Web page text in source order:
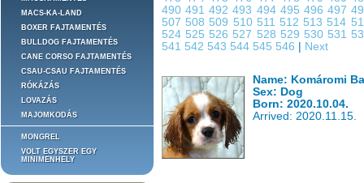
MACS-KA-LAND
BOXER FAJTAMENTÉS
BULLDOG FAJTAMENTÉS
CANE CORSO FAJTAMENTÉS
CSAU-CSAU FAJTAMENTÉS
RÓKÁZÁS
LOVAZÁS
MAJOMKODÁS
MONGREL
VOLT EGYSZER EGY
MINIMENHELY
490491492493 494 495 496 497
507 508 509 510 511 512 513 514
524 525 526 527 528 529 530 531
541 542 543 544 545 546 Next
Name: Komáromi
Sex: Dog
Born: 2020.10.04.
Arrived: 2020.11.15.